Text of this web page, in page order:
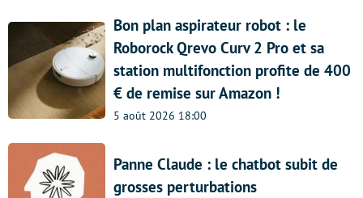
Bon plan aspirateur robot : le
Roborock Qrevo Curv 2 Pro et sa
station multifonction profite de 400
€ de remise sur Amazon !
5 août 2026 18:00
Panne Claude : le chatbot subit de
grosses perturbations